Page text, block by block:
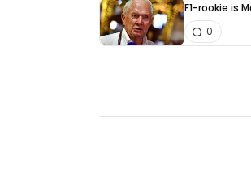
F1-rookie is
0